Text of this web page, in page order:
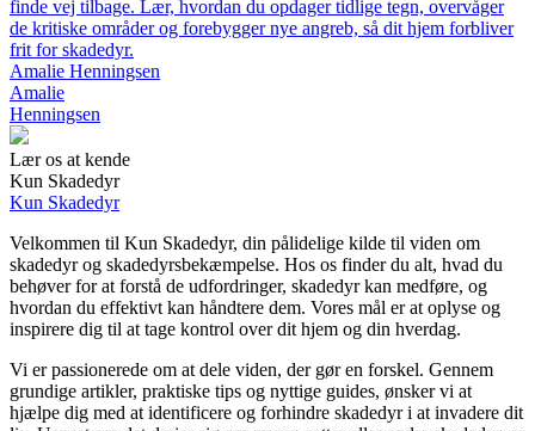
finde vej tilbage. Lær, hvordan du opdager tidlige tegn, overvåger
de kritiske områder og forebygger nye angreb, så dit hjem forbliver
frit for skadedyr.
Amalie Henningsen
Amalie
Henningsen
Lær os at kende
Kun Skadedyr
Kun Skadedyr
Velkommen til Kun Skadedyr, din pålidelige kilde til viden om
skadedyr og skadedyrsbekæmpelse. Hos os finder du alt, hvad du
behøver for at forstå de udfordringer, skadedyr kan medføre, og
hvordan du effektivt kan håndtere dem. Vores mål er at oplyse og
inspirere dig til at tage kontrol over dit hjem og din hverdag.
Vi er passionerede om at dele viden, der gør en forskel. Gennem
grundige artikler, praktiske tips og nyttige guides, ønsker vi at
hjælpe dig med at identificere og forhindre skadedyr i at invadere dit